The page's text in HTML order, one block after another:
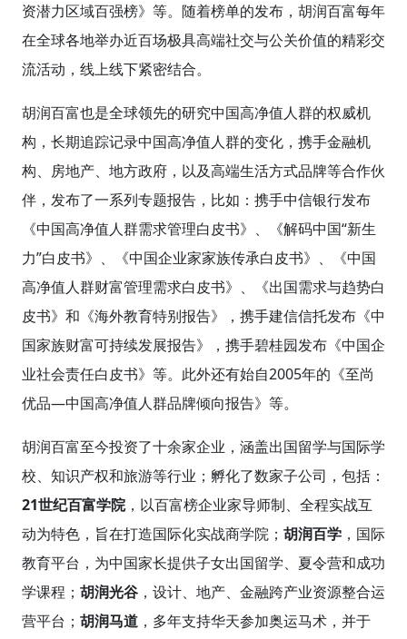
资潜力区域百强榜》等。随着榜单的发布，胡润百富每年
在全球各地举办近百场极具高端社交与公关价值的精彩交
流活动，线上线下紧密结合。
胡润百富也是全球领先的研究中国高净值人群的权威机
构，长期追踪记录中国高净值人群的变化，携手金融机
构、房地产、地方政府，以及高端生活方式品牌等合作伙
伴，发布了一系列专题报告，比如：携手中信银行发布
《中国高净值人群需求管理白皮书》、《解码中国“新生
力”白皮书》、《中国企业家家族传承白皮书》、《中国
高净值人群财富管理需求白皮书》、《出国需求与趋势白
皮书》和《海外教育特别报告》，携手建信信托发布《中
国家族财富可持续发展报告》，携手碧桂园发布《中国企
业社会责任白皮书》等。此外还有始自2005年的《至尚
优品—中国高净值人群品牌倾向报告》等。
胡润百富至今投资了十余家企业，涵盖出国留学与国际学
校、知识产权和旅游等行业；孵化了数家子公司，包括：
21世纪百富学院，以百富榜企业家导师制、全程实战互
动为特色，旨在打造国际化实战商学院； 胡润百学 ，国际
教育平台，为中国家长提供子女出国留学、夏令营和成功
学课程； 胡润光谷 ，设计、地产、金融跨产业资源整合运
营平台； 胡润马道 ，多年支持华天参加奥运马术，并于